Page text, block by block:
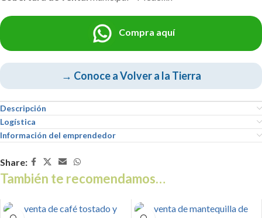
Compra aquí
→ Conoce a Volver a la Tierra
Descripción
Logística
Información del emprendedor
Share:
También te recomendamos…